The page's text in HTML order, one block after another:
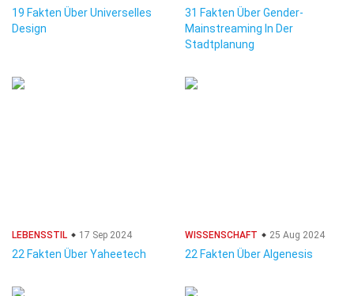
19 Fakten Über Universelles
Design
31 Fakten Über Gender-
Mainstreaming In Der
Stadtplanung
LEBENSSTIL 17 Sep 2024
22 Fakten Über Yaheetech
WISSENSCHAFT 25 Aug 2024
22 Fakten Über Algenesis